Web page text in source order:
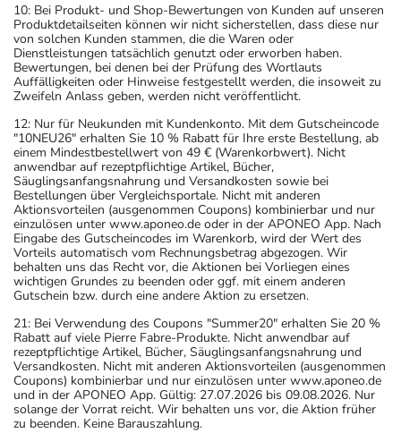
10: Bei Produkt- und Shop-Bewertungen von Kunden auf unseren
Produktdetailseiten können wir nicht sicherstellen, dass diese nur
von solchen Kunden stammen, die die Waren oder
Dienstleistungen tatsächlich genutzt oder erworben haben.
Bewertungen, bei denen bei der Prüfung des Wortlauts
Auffälligkeiten oder Hinweise festgestellt werden, die insoweit zu
Zweifeln Anlass geben, werden nicht veröffentlicht.
12: Nur für Neukunden mit Kundenkonto. Mit dem Gutscheincode
"10NEU26" erhalten Sie 10 % Rabatt für Ihre erste Bestellung, ab
einem Mindestbestellwert von 49 € (Warenkorbwert). Nicht
anwendbar auf rezeptpflichtige Artikel, Bücher,
Säuglingsanfangsnahrung und Versandkosten sowie bei
Bestellungen über Vergleichsportale. Nicht mit anderen
Aktionsvorteilen (ausgenommen Coupons) kombinierbar und nur
einzulösen unter www.aponeo.de oder in der APONEO App. Nach
Eingabe des Gutscheincodes im Warenkorb, wird der Wert des
Vorteils automatisch vom Rechnungsbetrag abgezogen. Wir
behalten uns das Recht vor, die Aktionen bei Vorliegen eines
wichtigen Grundes zu beenden oder ggf. mit einem anderen
Gutschein bzw. durch eine andere Aktion zu ersetzen.
21: Bei Verwendung des Coupons "Summer20" erhalten Sie 20 %
Rabatt auf viele Pierre Fabre-Produkte. Nicht anwendbar auf
rezeptpflichtige Artikel, Bücher, Säuglingsanfangsnahrung und
Versandkosten. Nicht mit anderen Aktionsvorteilen (ausgenommen
Coupons) kombinierbar und nur einzulösen unter www.aponeo.de
und in der APONEO App. Gültig: 27.07.2026 bis 09.08.2026. Nur
solange der Vorrat reicht. Wir behalten uns vor, die Aktion früher
zu beenden. Keine Barauszahlung.